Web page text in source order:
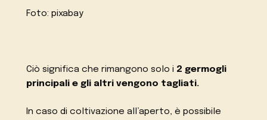
Foto: pixabay
Ciò significa che rimangono solo i 2 germogli
principali e gli altri vengono tagliati.
In caso di coltivazione all’aperto, è possibile